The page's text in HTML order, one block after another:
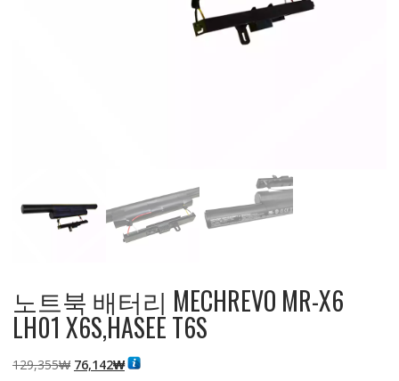
노트북 배터리 MECHREVO MR-X6
LH01 X6S,HASEE T6S
129,355₩ 원
76,142₩현